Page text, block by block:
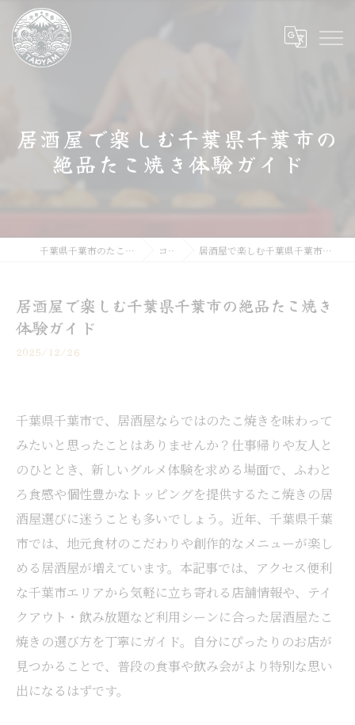
居酒屋で楽しむ千葉県千葉市の
絶品たこ焼き体験ガイド
千葉県千葉市のたこ焼きならたこやま コラム 居酒屋で楽しむ千葉県千葉市の絶品たこ焼き体験ガイド
居酒屋で楽しむ千葉県千葉市の絶品たこ焼き
体験ガイド
2025/12/26
千葉県千葉市で、居酒屋ならではのたこ焼きを味わって
みたいと思ったことはありませんか？仕事帰りや友人と
のひととき、新しいグルメ体験を求める場面で、ふわと
ろ食感や個性豊かなトッピングを提供するたこ焼きの居
酒屋選びに迷うことも多いでしょう。近年、千葉県千葉
市では、地元食材のこだわりや創作的なメニューが楽し
める居酒屋が増えています。本記事では、アクセス便利
な千葉市エリアから気軽に立ち寄れる店舗情報や、テイ
クアウト・飲み放題など利用シーンに合った居酒屋たこ
焼きの選び方を丁寧にガイド。自分にぴったりのお店が
見つかることで、普段の食事や飲み会がより特別な思い
出になるはずです。